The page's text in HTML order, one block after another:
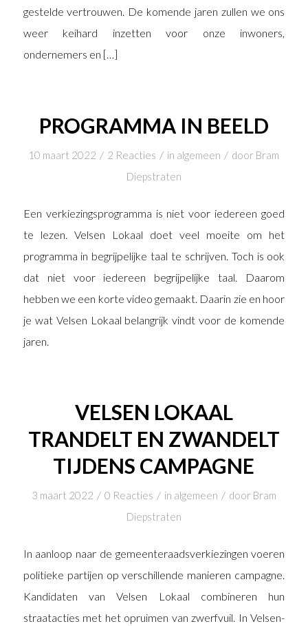
gestelde vertrouwen. De komende jaren zullen we ons
weer keihard inzetten voor onze inwoners,
ondernemers en […]
PROGRAMMA IN BEELD
10 maart 2022 / 2 Reacties / in algemeen / door Bram
Diepstraten
Een verkiezingsprogramma is niet voor iedereen goed
te lezen. Velsen Lokaal doet veel moeite om het
programma in begrijpelijke taal te schrijven. Toch is ook
dat niet voor iedereen begrijpelijke taal. Daarom
hebben we een korte video gemaakt. Daarin zie en hoor
je wat Velsen Lokaal belangrijk vindt voor de komende
jaren.
VELSEN LOKAAL
TRANDELT EN ZWANDELT
TIJDENS CAMPAGNE
3 maart 2022 / 0 Reacties / in algemeen / door Bram
Diepstraten
In aanloop naar de gemeenteraadsverkiezingen voeren
politieke partijen op verschillende manieren campagne.
Kandidaten van Velsen Lokaal combineren hun
straatacties met het opruimen van zwerfvuil. In Velsen-